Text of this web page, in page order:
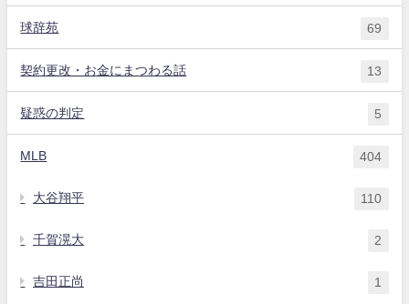
球辞苑 69
契約更改・お金にまつわる話 13
疑惑の判定 5
MLB 404
大谷翔平 110
千賀滉大 2
吉田正尚 1